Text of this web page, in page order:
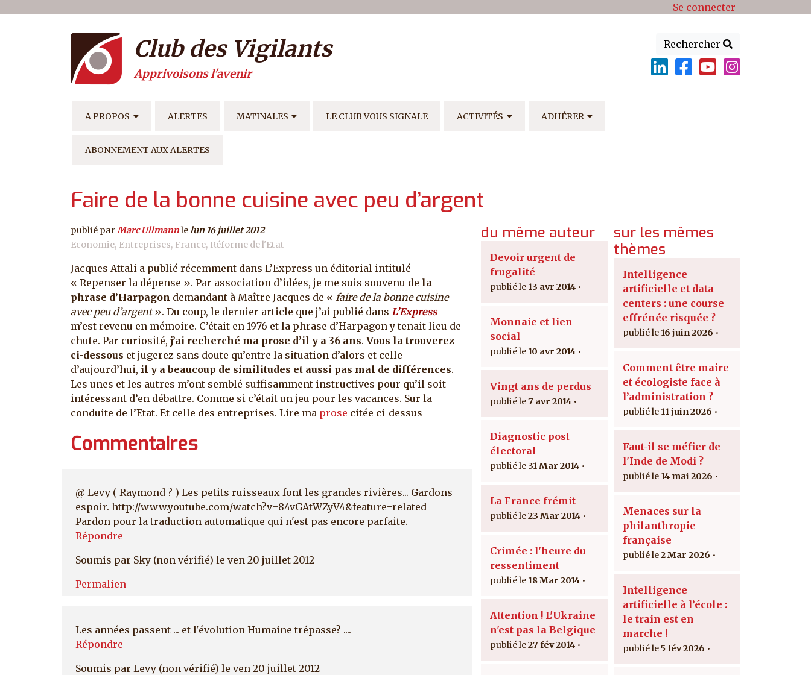
Menu du compte de l'utilisateur Se connecter
Rechercher
Club des Vigilants
Apprivoisons l'avenir
NAVIGATION PRINCIPALE
A PROPOS ALERTES MATINALES LE CLUB VOUS SIGNALE ACTIVITÉS ADHÉRER
ABONNEMENT AUX ALERTES
Faire de la bonne cuisine avec peu d’argent
publié par Marc Ullmannle lun 16 juillet 2012
Economie Entreprises France Réforme de l'Etat
Jacques Attali a publié récemment dans L’Express un éditorial intitulé
« Repenser la dépense ». Par association d’idées, je me suis souvenu de la
phrase d’Harpagon demandant à Maître Jacques de « faire de la bonne cuisine
avec peu d’argent». Du coup, le dernier article que j’ai publié dans L’Express
m’est revenu en mémoire. C’était en 1976 et la phrase d’Harpagon y tenait lieu de
chute. Par curiosité, j’ai recherché ma prose d’il y a 36 ans. Vous la trouverez
ci-dessous et jugerez sans doute qu’entre la situation d’alors et celle
d’aujourd’hui, il y a beaucoup de similitudes et aussi pas mal de différences.
Les unes et les autres m’ont semblé suffisamment instructives pour qu’il soit
intéressant d’en débattre. Comme si c’était un jeu pour les vacances. Sur la
conduite de l’Etat. Et celle des entreprises. Lire ma prose citée ci-dessus
Commentaires
@ Levy ( Raymond ? ) Les petits ruisseaux font les grandes rivières... Gardons
espoir. http://www.youtube.com/watch?v=84vGAtWZyV4&feature=related
Pardon pour la traduction automatique qui n'est pas encore parfaite.
Répondre
Soumis par Sky (non vérifié) le ven 20 juillet 2012
Permalien
Les années passent ... et l'évolution Humaine trépasse? ....
Répondre
Soumis par Levy (non vérifié) le ven 20 juillet 2012
du même auteur
Devoir urgent de
frugalité
13 avr 2014
Monnaie et lien
social
10 avr 2014
Vingt ans de perdus
7 avr 2014
Diagnostic post
électoral
31 Mar 2014
La France frémit
23 Mar 2014
Crimée : l'heure du
ressentiment
18 Mar 2014
Attention ! L'Ukraine
n'est pas la Belgique
27 fév 2014
sur les mêmes
thèmes
Intelligence
artificielle et data
centers : une course
effrénée risquée ?
16 juin 2026
Comment être maire
et écologiste face à
l’administration ?
11 juin 2026
Faut-il se méfier de
l'Inde de Modi ?
14 mai 2026
Menaces sur la
philanthropie
française
2 Mar 2026
Intelligence
artificielle à l’école :
le train est en
marche !
5 fév 2026